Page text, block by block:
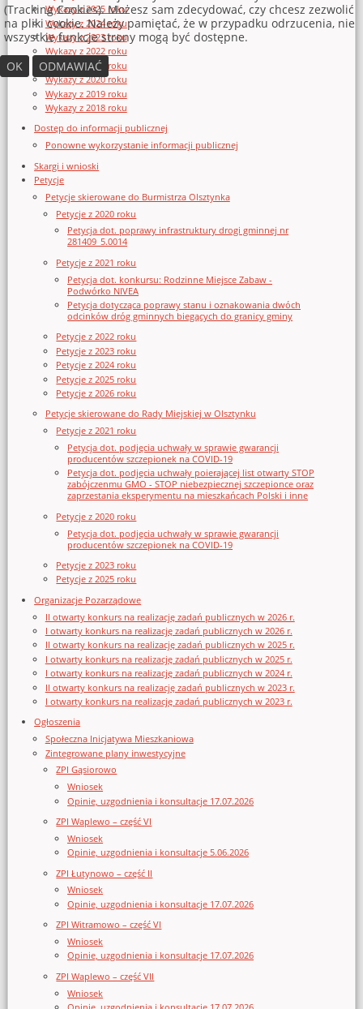
Wykazy z 2025 roku
Wykazy z 2024 roku
Wykazy z 2023 roku
Wykazy z 2022 roku
Wykazy z 2021 roku
Wykazy z 2020 roku
Wykazy z 2019 roku
Wykazy z 2018 roku
Dostęp do informacji publicznej
Ponowne wykorzystanie informacji publicznej
Skargi i wnioski
Petycje
Petycje skierowane do Burmistrza Olsztynka
Petycje z 2020 roku
Petycja dot. poprawy infrastruktury drogi gminnej nr
281409_5.0014
Petycje z 2021 roku
Petycja dot. konkursu: Rodzinne Miejsce Zabaw -
Podwórko NIVEA
Petycja dotycząca poprawy stanu i oznakowania dwóch
odcinków dróg gminnych biegących do granicy gminy
Petycje z 2022 roku
Petycje z 2023 roku
Petycje z 2024 roku
Petycje z 2025 roku
Petycje z 2026 roku
Petycje skierowane do Rady Miejskiej w Olsztynku
Petycje z 2021 roku
Petycja dot. podjęcia uchwały w sprawie gwarancji
producentów szczepionek na COVID-19
Petycja dot. podjęcia uchwały poierającej list otwarty STOP
zabójczenmu GMO - STOP niebezpiecznej szczepionce oraz
zaprzestania eksperymentu na mieszkańcach Polski i inne
Petycje z 2020 roku
Petycja dot. podjęcia uchwały w sprawie gwarancji
producentów szczepionek na COVID-19
Petycje z 2023 roku
Petycje z 2025 roku
Organizacje Pozarządowe
II otwarty konkurs na realizację zadań publicznych w 2026 r.
I otwarty konkurs na realizację zadań publicznych w 2026 r.
II otwarty konkurs na realizację zadań publicznych w 2025 r.
I otwarty konkurs na realizację zadań publicznych w 2025 r.
I otwarty konkurs na realizację zadań publicznych w 2024 r.
II otwarty konkurs na realizację zadań publicznych w 2023 r.
I otwarty konkurs na realizację zadań publicznych w 2023 r.
Ogłoszenia
Społeczna Inicjatywa Mieszkaniowa
Zintegrowane plany inwestycyjne
ZPI Gąsiorowo
Wniosek
Opinie, uzgodnienia i konsultacje 17.07.2026
ZPI Waplewo – część VI
Wniosek
Opinie, uzgodnienia i konsultacje 5.06.2026
ZPI Łutynowo – część II
Wniosek
Opinie, uzgodnienia i konsultacje 17.07.2026
ZPI Witramowo – część VI
Wniosek
Opinie, uzgodnienia i konsultacje 17.07.2026
ZPI Waplewo – część VII
Wniosek
(Tracking Cookies). Możesz sam zdecydować, czy chcesz zezwolić
na pliki cookie. Należy pamiętać, że w przypadku odrzucenia, nie
wszystkie funkcje strony mogą być dostępne.
OK
ODMAWIAĆ